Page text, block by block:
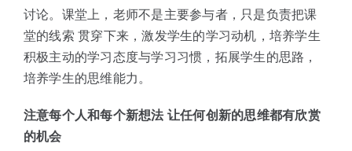
讨论。课堂上，老师不是主要参与者，只是负责把课
堂的线索 贯穿下来，激发学生的学习动机，培养学生
积极主动的学习态度与学习习惯，拓展学生的思路，
培养学生的思维能力。
注意每个人和每个新想法 让任何创新的思维都有欣赏
的机会